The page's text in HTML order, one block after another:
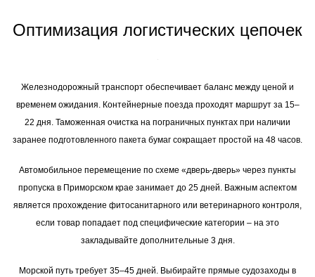
Оптимизация логистических цепочек
Железнодорожный транспорт обеспечивает баланс между ценой и
временем ожидания. Контейнерные поезда проходят маршрут за 15–
22 дня. Таможенная очистка на пограничных пунктах при наличии
заранее подготовленного пакета бумаг сокращает простой на 48 часов.
Автомобильное перемещение по схеме «дверь-дверь» через пункты
пропуска в Приморском крае занимает до 25 дней. Важным аспектом
является прохождение фитосанитарного или ветеринарного контроля,
если товар попадает под специфические категории – на это
закладывайте дополнительные 3 дня.
Морской путь требует 35–45 дней. Выбирайте прямые судозаходы в